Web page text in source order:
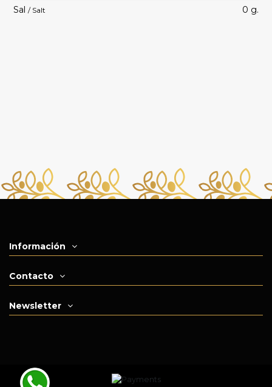
Sal / Salt 0 g.
Información
Contacto
Newsletter